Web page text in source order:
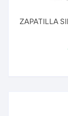
ZAPATILLA